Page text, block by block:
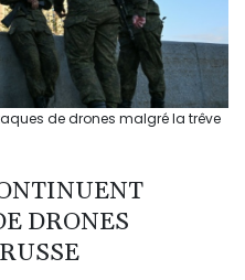
de drones malgré la trêve
DRONES